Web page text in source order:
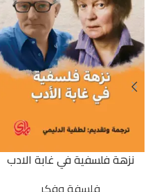
نزهة فلسفية في غابة الادب